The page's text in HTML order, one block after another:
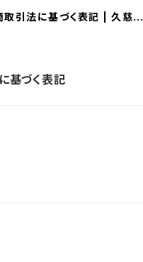
取引法に基づく表記 | 久慈エ
基づく表記